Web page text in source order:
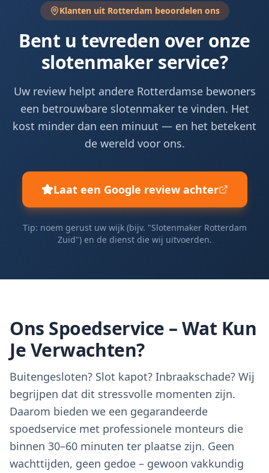
Klanten uit Rotterdam beoordelen ons
Bent u tevreden over onze
slotenmaker service?
Uw review helpt andere Rotterdamse bewoners
een betrouwbare slotenmaker te vinden. Het
kost minder dan een minuut — en het betekent
de wereld voor ons.
Laat een Google review achter
Tip: noem gerust uw wijk (bijv. "Slotenmaker Rotterdam
Zuid") en de dienst die wij uitvoerden.
Ons Spoedservice – Wat Kun
Je Verwachten?
Buitengesloten? Slot kapot? Inbraakschade? Wij
begrijpen dat dit stressvolle momenten zijn.
Daarom bieden we een gegarandeerde
spoedservice met professionele monteurs die
binnen 30–60 minuten ter plaatse zijn. Geen
wachttijden, geen gedoe – gewoon vakkundig